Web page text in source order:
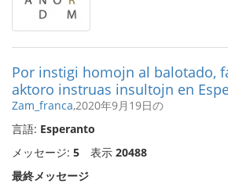
Por instigi homojn al balotado,
aktoro instruas insultojn en
Zam_franca,2020年9月19日の
言語: Esperanto
メッセージ: 5 表示 20488
最終メッセージ